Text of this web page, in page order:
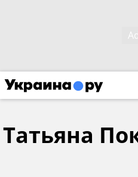
Татьяна